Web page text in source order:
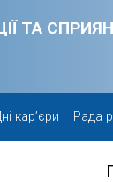
ТА
кар’єри Рада